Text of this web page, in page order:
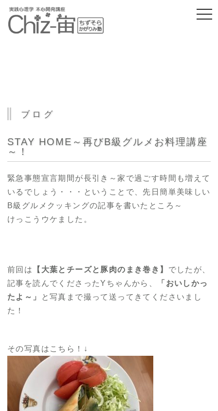
ブログ
STAY HOME～再びB級グルメお料理講座
～！
緊急事態宣言期間が長引き～家で過ごす時間も増えて
いるでしょう・・・ということで、先日簡単美味しい
B級グルメクッキングの記事を書いたところ～
けっこうウケました。
前回は 【大葉とチーズと豚肉のまき巻き】 でしたが、
記事を読んでくださったYちゃんから、
「おいしかっ
たよ～」
と写真まで撮って送ってきてくださいまし
た！
その写真はこちら！↓